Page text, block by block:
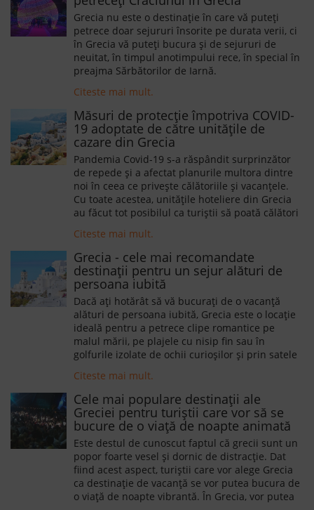
Grecia nu este o destinație în care vă puteți
petrece doar sejururi însorite pe durata verii, ci
în Grecia vă puteți bucura și de sejururi de
neuitat, în timpul anotimpului rece, în special în
preajma Sărbătorilor de Iarnă.
Citeste mai mult.
Măsuri de protecție împotriva COVID-
19 adoptate de către unitățile de
cazare din Grecia
Pandemia Covid-19 s-a răspândit surprinzător
de repede și a afectat planurile multora dintre
noi în ceea ce privește călătoriile și vacanțele.
Cu toate acestea, unitățile hoteliere din Grecia
au făcut tot posibilul ca turiștii să poată călători
atâta nerăbdare.
Citeste mai mult.
Grecia - cele mai recomandate
destinații pentru un sejur alături de
persoana iubită
Dacă ați hotărât să vă bucurați de o vacanță
alături de persoana iubită, Grecia este o locație
ideală pentru a petrece clipe romantice pe
malul mării, pe plajele cu nisip fin sau în
golfurile izolate de ochii curioșilor și prin satele
Ionice sunt una dintre destinațiile pe care vă
sugerăm să le aveți în vedere.
Citeste mai mult.
Cele mai populare destinaţii ale
Greciei pentru turiştii care vor să se
bucure de o viaţă de noapte animată
Este destul de cunoscut faptul că grecii sunt un
popor foarte vesel şi dornic de distracţie. Dat
fiind acest aspect, turiștii care vor alege Grecia
ca destinație de vacanță se vor putea bucura de
o viață de noapte vibrantă. În Grecia, vor putea